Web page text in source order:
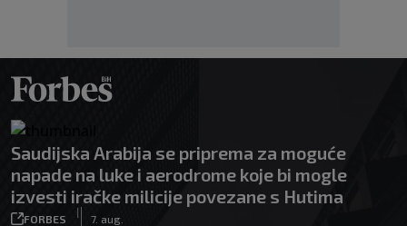
Saudijska Arabija se priprema za moguće
napade na luke i aerodrome koje bi mogle
izvesti iračke milicije povezane s Hutima
FORBES
|
7. aug.